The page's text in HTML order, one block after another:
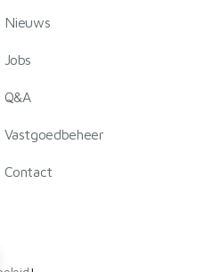
Nieuws
Jobs
Q&A
Vastgoedbeheer
Contact